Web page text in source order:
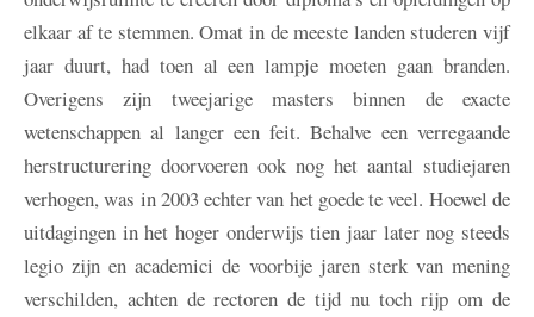
elkaar af te stemmen. Omat in de meeste landen studeren vijf
jaar duurt, had toen al een lampje moeten gaan branden.
Overigens zijn tweejarige masters binnen de exacte
wetenschappen al langer een feit. Behalve een verregaande
herstructurering doorvoeren ook nog het aantal studiejaren
verhogen, was in 2003 echter van het goede te veel. Hoewel de
uitdagingen in het hoger onderwijs tien jaar later nog steeds
legio zijn en academici de voorbije jaren sterk van mening
verschilden, achten de rectoren de tijd nu toch rijp om de